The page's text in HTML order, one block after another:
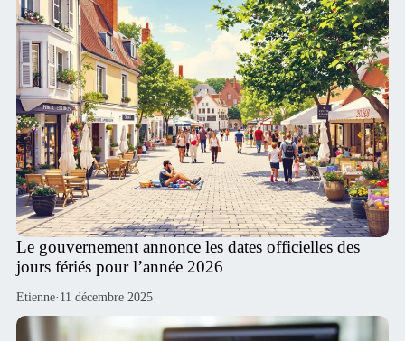
Le gouvernement annonce les dates officielles des
jours fériés pour l’année 2026
Etienne· 11 décembre 2025